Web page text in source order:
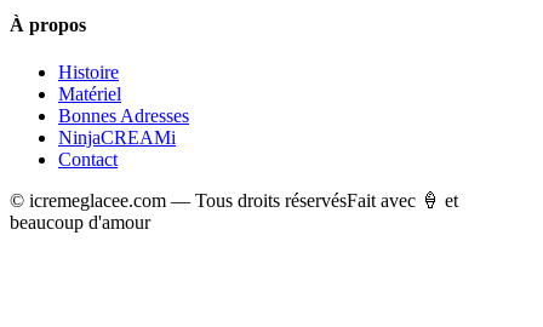
À propos
Histoire
Matériel
Bonnes Adresses
NinjaCREAMi
Contact
© icremeglacee.com — Tous droits réservésFait avec 🍦 et
beaucoup d'amour